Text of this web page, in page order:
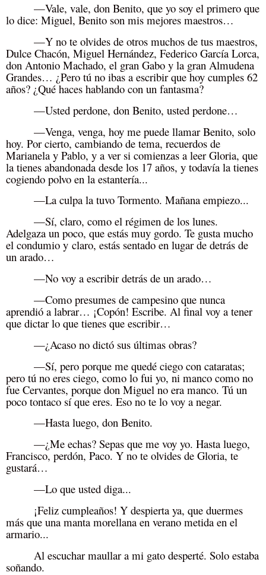
—Vale, vale, don Benito, que yo soy el primero que
lo dice: Miguel, Benito son mis mejores maestros…
—Y no te olvides de otros muchos de tus maestros,
Dulce Chacón, Miguel Hernández, Federico García Lorca,
don Antonio Machado, el gran Gabo y la gran Almudena
Grandes… ¿Pero tú no ibas a escribir que hoy cumples 62
años? ¿Qué haces hablando con un fantasma?
—Usted perdone, don Benito, usted perdone…
—Venga, venga, hoy me puede llamar Benito, solo
hoy. Por cierto, cambiando de tema, recuerdos de
Marianela y Pablo, y a ver si comienzas a leer Gloria, que
la tienes abandonada desde los 17 años, y todavía la tienes
cogiendo polvo en la estantería...
—La culpa la tuvo Tormento. Mañana empiezo...
—Sí, claro, como el régimen de los lunes.
Adelgaza un poco, que estás muy gordo. Te gusta mucho
el condumio y claro, estás sentado en lugar de detrás de
un arado…
—No voy a escribir detrás de un arado…
—Como presumes de campesino que nunca
aprendió a labrar… ¡Copón! Escribe. Al final voy a tener
que dictar lo que tienes que escribir…
—¿Acaso no dictó sus últimas obras?
—Sí, pero porque me quedé ciego con cataratas;
pero tú no eres ciego, como lo fui yo, ni manco como no
fue Cervantes, porque don Miguel no era manco. Tú un
poco tontaco sí que eres. Eso no te lo voy a negar.
—Hasta luego, don Benito.
—¿Me echas? Sepas que me voy yo. Hasta luego,
Francisco, perdón, Paco. Y no te olvides de Gloria, te
gustará…
—Lo que usted diga...
¡Feliz cumpleaños! Y despierta ya, que duermes
más que una manta morellana en verano metida en el
armario...
Al escuchar maullar a mi gato desperté. Solo estaba
soñando.